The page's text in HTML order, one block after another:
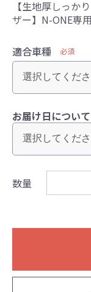
【生地厚しっか
ザー】N-ONE専
適合車種 必須
お届け日について
数量